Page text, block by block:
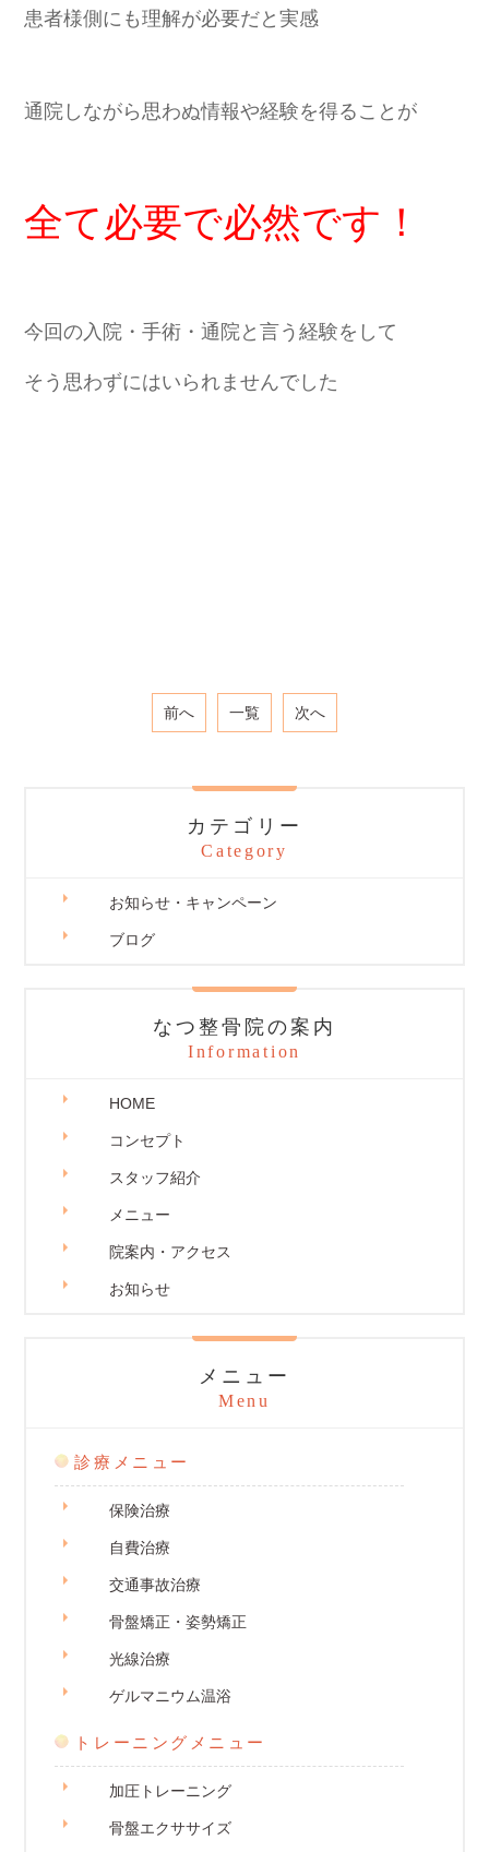
患者様側にも理解が必要だと実感
通院しながら思わぬ情報や経験を得ることが
全て必要で必然です！
今回の入院・手術・通院と言う経験をして
そう思わずにはいられませんでした
前へ 一覧 次へ
カテゴリー
Category
お知らせ・キャンペーン
ブログ
なつ整骨院の案内
Information
HOME
コンセプト
スタッフ紹介
メニュー
院案内・アクセス
お知らせ
メニュー
Menu
診療メニュー
保険治療
自費治療
交通事故治療
骨盤矯正・姿勢矯正
光線治療
ゲルマニウム温浴
トレーニングメニュー
加圧トレーニング
骨盤エクササイズ